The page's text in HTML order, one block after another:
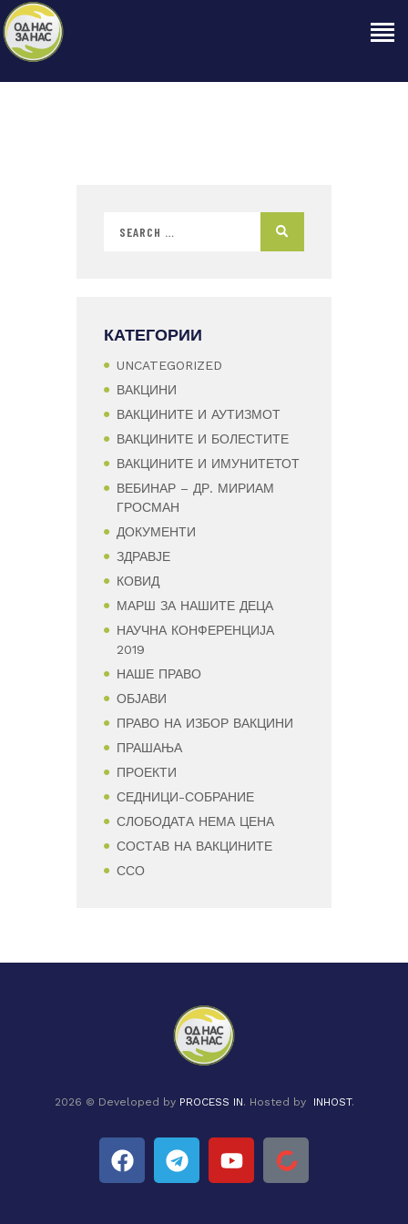
ПРОЕКТИ
КАТЕГОРИИ
UNCATEGORIZED
ВАКЦИНИ
ВАКЦИНИТЕ И АУТИЗМОТ
ВАКЦИНИТЕ И БОЛЕСТИТЕ
ВАКЦИНИТЕ И ИМУНИТЕТОТ
ВЕБИНАР – ДР. МИРИАМ
ГРОСМАН
ДОКУМЕНТИ
ЗДРАВЈЕ
КОВИД
МАРШ ЗА НАШИТЕ ДЕЦА
НАУЧНА КОНФЕРЕНЦИЈА
2019
НАШЕ ПРАВО
ОБЈАВИ
ПРАВО НА ИЗБОР ВАКЦИНИ
ПРАШАЊА
ПРОЕКТИ
СЕДНИЦИ-СОБРАНИЕ
СЛОБОДАТА НЕМА ЦЕНА
СОСТАВ НА ВАКЦИНИТЕ
ССО
2026 © Developed by PROCESS IN. Hosted by INHOST.